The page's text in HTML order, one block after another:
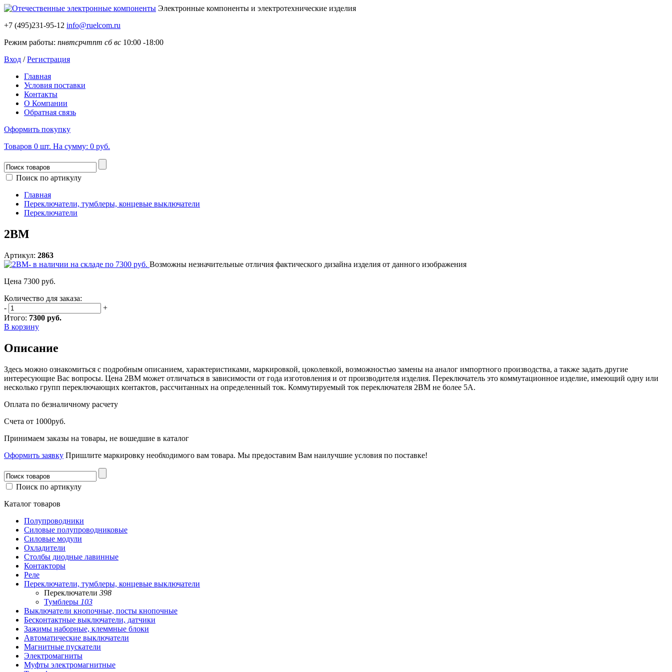
Электронные компоненты и электротехнические изделия
+7 (495)231-95-12 info@ruelcom.ru
Режим работы: пнвтсрчтпт сб вс 10:00 -18:00
Вход /Регистрация
Главная
Условия поставки
Контакты
О Компании
Обратная связь
Оформить покупку
Товаров 0 шт. На сумму: 0 руб.
Поиск по артикулу
Главная
Переключатели, тумблеры, концевые выключатели
Переключатели
2ВМ
Артикул: 2863
Возможны незначительные отличия фактического дизайна изделия от данного изображения
Цена 7300 руб.
Количество для заказа:
-
+
Итого: 7300 руб.
В корзину
Описание
Здесь можно ознакомиться с подробным описанием, характеристиками, маркировкой, цоколевкой, возможностью замены на аналог импортного производства, а также задать другие
интересующие Вас вопросы. Цена 2ВМ может отличаться в зависимости от года изготовления и от производителя изделия. Переключатель это коммутационное изделие, имеющий одну или
несколько групп переключающих контактов, рассчитанных на определенный ток. Коммутируемый ток переключателя 2ВМ не более 5А.
Оплата по безналичному расчету
Счета от 1000руб.
Принимаем заказы на товары, не вошедшие в каталог
Оформить заявку Пришлите маркировку необходимого вам товара. Мы предоставим Вам наилучшие условия по поставке!
Поиск по артикулу
Каталог товаров
Полупроводники
Силовые полупроводниковые
Силовые модули
Охладители
Столбы диодные лавинные
Контакторы
Реле
Переключатели, тумблеры, концевые выключатели
Переключатели 398
Тумблеры 103
Выключатели кнопочные, посты кнопочные
Бесконтактные выключатели, датчики
Зажимы наборные, клеммные блоки
Автоматические выключатели
Магнитные пускатели
Электромагниты
Муфты электромагнитные